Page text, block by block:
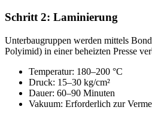
Schritt 2: Laminierung
Unterbaugruppen werden mittels
Polyimid) in einer beheizten Presse
Temperatur: 180–200 °C
Druck: 15–30 kg/cm²
Dauer: 60–90 Minuten
Vakuum: Erforderlich zur